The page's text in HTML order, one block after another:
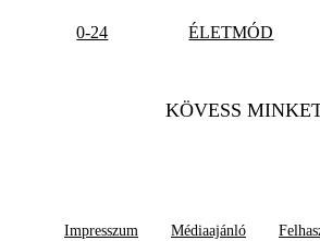
0-24 ÉLETMÓD
KÖVESS
Impresszum Médiaajánló